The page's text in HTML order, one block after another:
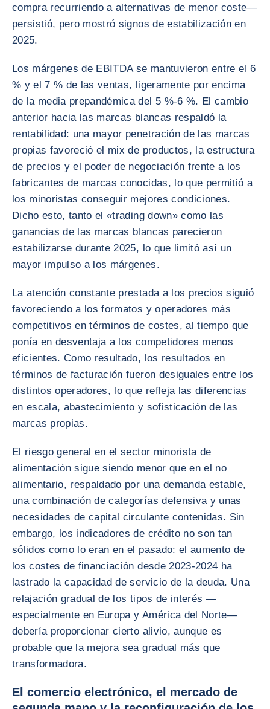
compra recurriendo a alternativas de menor coste—
persistió, pero mostró signos de estabilización en
2025.
Los márgenes de EBITDA se mantuvieron entre el 6
% y el 7 % de las ventas, ligeramente por encima
de la media prepandémica del 5 %-6 %. El cambio
anterior hacia las marcas blancas respaldó la
rentabilidad: una mayor penetración de las marcas
propias favoreció el mix de productos, la estructura
de precios y el poder de negociación frente a los
fabricantes de marcas conocidas, lo que permitió a
los minoristas conseguir mejores condiciones.
Dicho esto, tanto el «trading down» como las
ganancias de las marcas blancas parecieron
estabilizarse durante 2025, lo que limitó así un
mayor impulso a los márgenes.
La atención constante prestada a los precios siguió
favoreciendo a los formatos y operadores más
competitivos en términos de costes, al tiempo que
ponía en desventaja a los competidores menos
eficientes. Como resultado, los resultados en
términos de facturación fueron desiguales entre los
distintos operadores, lo que refleja las diferencias
en escala, abastecimiento y sofisticación de las
marcas propias.
El riesgo general en el sector minorista de
alimentación sigue siendo menor que en el no
alimentario, respaldado por una demanda estable,
una combinación de categorías defensiva y unas
necesidades de capital circulante contenidas. Sin
embargo, los indicadores de crédito no son tan
sólidos como lo eran en el pasado: el aumento de
los costes de financiación desde 2023-2024 ha
lastrado la capacidad de servicio de la deuda. Una
relajación gradual de los tipos de interés —
especialmente en Europa y América del Norte—
debería proporcionar cierto alivio, aunque es
probable que la mejora sea gradual más que
transformadora.
El comercio electrónico, el mercado de